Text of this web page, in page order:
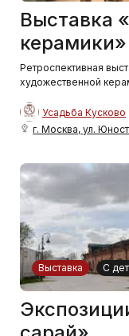
Выставка
керамики»
Ретроспективная
художественной
Усадьба Кусково
г. Москва, ул.
Выставка С